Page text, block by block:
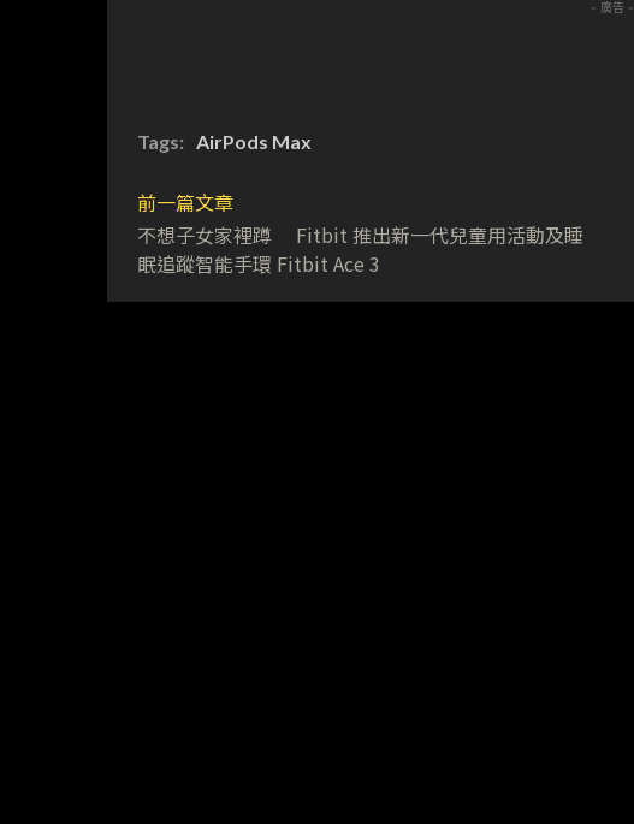
- 廣告 -
Tags: AirPods Max
前一篇文章
不想子女家裡蹲 Fitbit 推出新一代兒童用活動及睡
眠追蹤智能手環 Fitbit Ace 3